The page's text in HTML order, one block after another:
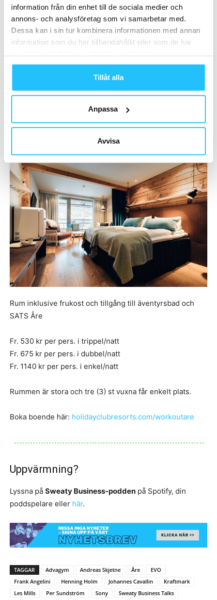
information från din enhet till de sociala medier och
annons- och analysföretag som vi samarbetar med.
Dessa kan i sin tur kombinera informationen med annan
information som du har tillhandahållit eller som de har
Tillåt alla
Anpassa
Avvisa
Detta event har begränsat antal platser. Evenemanget
riktar sig primärt till dig som arbetar inom
träningsbranschen som exempelvis; gymägare,
Holiday Club Åre erbjuder specialpris på boende natten
torsdag 21/5 till fredag 22/5
Rum inklusive frukost och tillgång till äventyrsbad och
SATS Åre
Fr. 530 kr per pers. i trippel/natt
Fr. 675 kr per pers. i dubbel/natt
Fr. 1140 kr per pers. i enkel/natt
Rummen är stora och tre (3) st vuxna får enkelt plats.
Boka boende här: holidayclubresorts.com/workoutare
Uppvärmning?
Lyssna på Sweaty Business-podden på Spotify, din
poddspelare eller här.
TAGGAR Advagym Andreas Skjetne Åre
EVO
Frank Angelini
Henning Holm Johannes Cavallin
Kraftmark
Les Mills
Per Sundström Sony Sweaty Business Talks